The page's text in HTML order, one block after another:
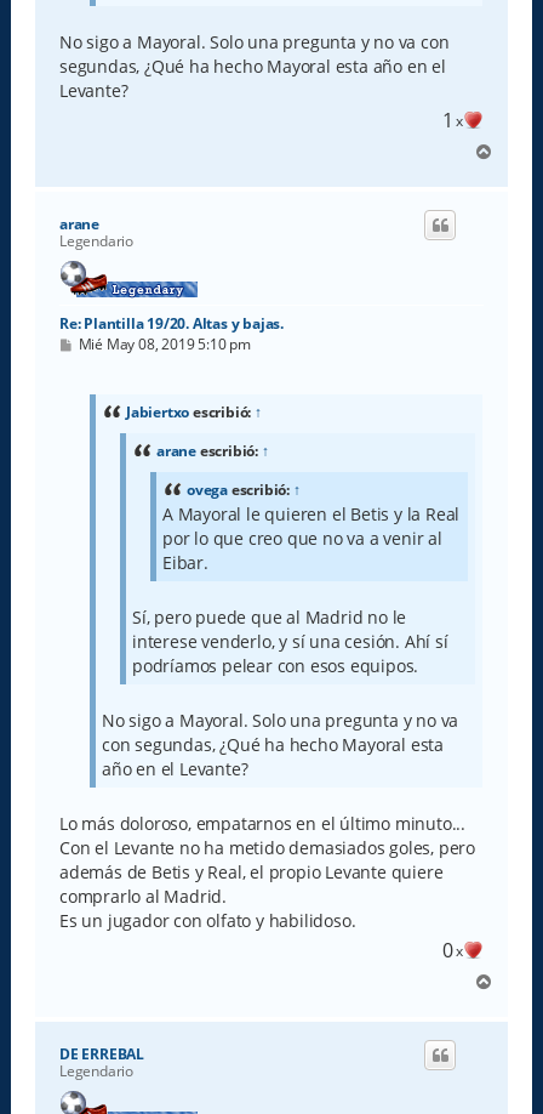
No sigo a Mayoral. Solo una pregunta y no va con
segundas, ¿Qué ha hecho Mayoral esta año en el
Levante?
1 x
r
arane
Legendario
Re: Plantilla 19/20. Altas y bajas.
M
Mié May 08, 2019 5:10 pm
Jabiertxoescribió: ↑
araneescribió: ↑
ovegaescribió: ↑
A Mayoral le quieren el Betis y la Real
por lo que creo que no va a venir al
Eibar.
Sí, pero puede que al Madrid no le
interese venderlo, y sí una cesión. Ahí sí
podríamos pelear con esos equipos.
No sigo a Mayoral. Solo una pregunta y no va
con segundas, ¿Qué ha hecho Mayoral esta
año en el Levante?
Lo más doloroso, empatarnos en el último minuto...
Con el Levante no ha metido demasiados goles, pero
además de Betis y Real, el propio Levante quiere
comprarlo al Madrid.
Es un jugador con olfato y habilidoso.
0x
r
DE ERREBAL
Legendario